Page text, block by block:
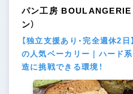
パン工房 BOULANGERIE
ン）
【独立支援あり・完全週休2
の人気ベーカリー｜ハード
造に挑戦できる環境！